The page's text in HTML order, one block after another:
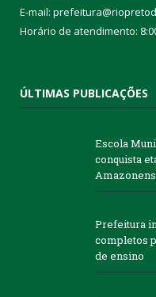
E-mail:
Horário de atendimento:
ÚLTIMAS PUBLICAÇÕES
Escola
conquista
Prefeitura
completos
de ensino